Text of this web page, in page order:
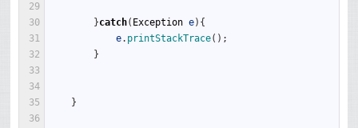
29
30
31
32
33
34
35
36
}catch( Exception e) {
e. printStackTrace( ) ;
}
}